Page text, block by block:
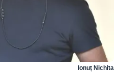
Ionuț Nichita